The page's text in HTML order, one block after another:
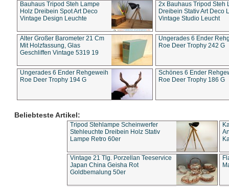
Bauhaus Tripod Steh Lampe
Holz Dreibein Spot Art Deco
Vintage Design Leuchte
2x Bauhaus Tripod Steh
Dreibein Stativ Art Deco
Vintage Studio Leucht
Alter Großer Barometer 21 Cm
Mit Holzfassung, Glas
Geschliffen Vintage 5319 19
Ungerades 6 Ender
Roe Deer Trophy 242 G
Ungerades 6 Ender Rehgeweih
Roe Deer Trophy 194 G
Schönes 6 Ender
Roe Deer Trophy 186 G
Beliebteste Artikel:
Tripod Stehlampe Scheinwerfer
Stehleuchte Dreibein Holz Stativ
Lampe Retro 60er
Vintage 21 Tlg. Porzellan Teeservice
Japan China Geisha Rot
Goldbemalung 50er